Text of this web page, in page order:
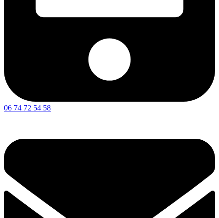
06 74 72 54 58